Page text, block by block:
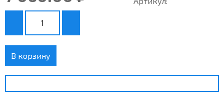
В корзину